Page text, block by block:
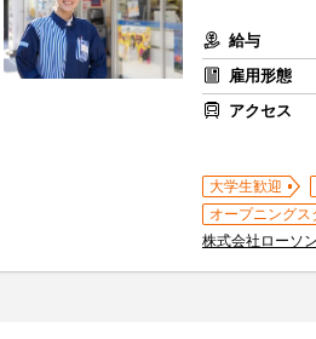
給与
雇用形態
アクセス
大学生歓迎
オープニングス
株式会社ローソ